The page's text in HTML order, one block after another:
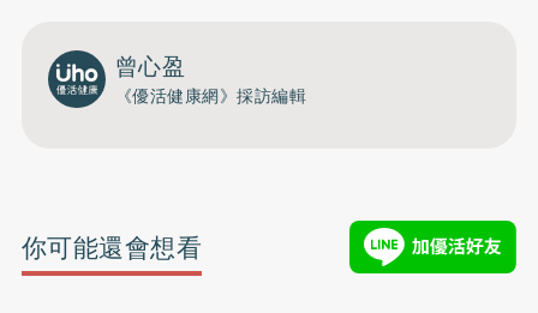
曾心盈
《優活健康網》採訪編輯
你可能還會想看